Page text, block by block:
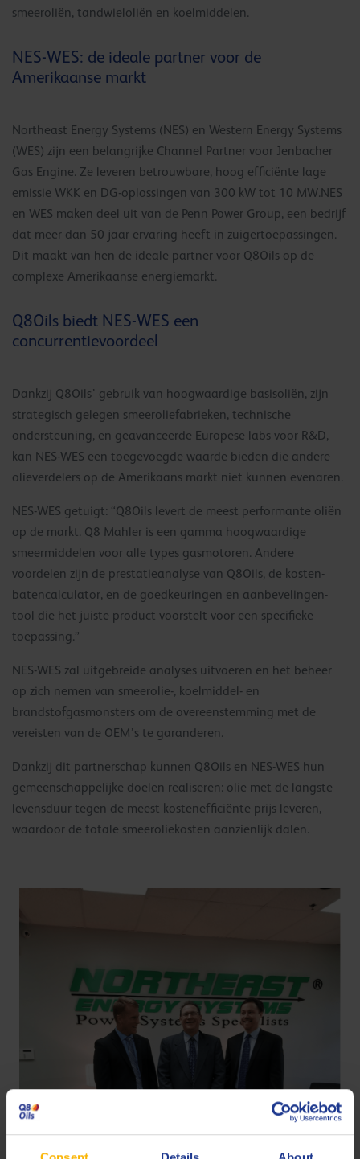
smeeroliën, tandwieloliën en koelmiddelen.
NES-WES: de ideale partner voor de
Amerikaanse markt
Northeast Energy Systems (NES) en Western Energy Systems
(WES) zijn een belangrijke Channel Partner voor Jenbacher
Gas Engine. Ze leveren betrouwbare, hoog efficiënte lage
emissie WKK en DG-oplossingen van 300 kW tot 10 MW.NES
en WES maken deel uit van de Penn Power Group, een bedrijf
dat meer dan 50 jaar ervaring heeft in zuigertoepassingen.
Dit maakt van hen de ideale partner voor Q8Oils op de
complexe Amerikaanse energiemarkt.
Q8Oils biedt NES-WES een
concurrentievoordeel
Dankzij Q8Oils’ gebruik van hoogwaardige basisoliën, zijn
strategisch gelegen smeeroliefabrieken, technische
ondersteuning, en geavanceerde Europese labs voor R&D,
kan NES-WES een toegevoegde waarde bieden die andere
olieverdelers op de Amerikaans markt niet kunnen evenaren.
NES-WES getuigt: “Q8Oils levert de meest performante oliën
op de markt. Q8 Mahler is een gamma hoogwaardige
smeermiddelen voor alle types gasmotoren. Andere
voordelen zijn de prestatieanalyse van Q8Oils, de kosten-
batencalculator, en de goedkeuringen en aanbevelingen-
tool die het juiste product voorstelt voor een specifieke
toepassing.”
NES-WES zal uitgebreide analyses uitvoeren en het beheer
op zich nemen van smeerolie-, koelmiddel- en
brandstofgasmonsters om de overeenstemming met de
vereisten van de OEM’s te garanderen.
Dankzij dit partnerschap kunnen Q8Oils en NES-WES hun
gemeenschappelijke doelen realiseren: olie met de langste
levensduur tegen de meest kostenefficiënte prijs leveren,
waardoor de totale smeeroliekosten aanzienlijk dalen.